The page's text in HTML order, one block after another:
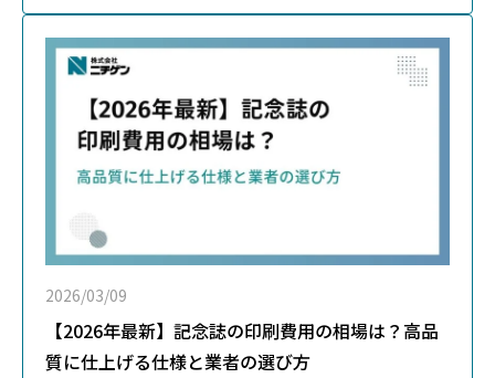
2026/03/09
【2026年最新】記念誌の印刷費用の相場は？高品
質に仕上げる仕様と業者の選び方